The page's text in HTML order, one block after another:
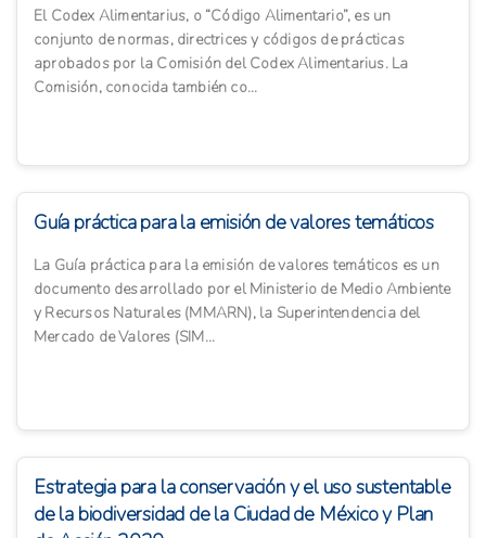
El Codex Alimentarius, o “Código Alimentario”, es un
conjunto de normas, directrices y códigos de prácticas
aprobados por la Comisión del Codex Alimentarius. La
Comisión, conocida también co...
Guía práctica para la emisión de valores temáticos
La Guía práctica para la emisión de valores temáticos es un
documento desarrollado por el Ministerio de Medio Ambiente
y Recursos Naturales (MMARN), la Superintendencia del
Mercado de Valores (SIM...
Estrategia para la conservación y el uso sustentable
de la biodiversidad de la Ciudad de México y Plan